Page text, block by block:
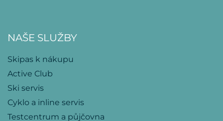
NAŠE SLUŽBY
Skipas k nákupu
Active Club
Ski servis
Cyklo a inline servis
Testcentrum a půjčovna